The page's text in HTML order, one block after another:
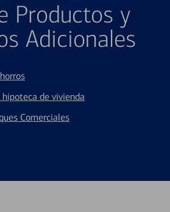
Productos y
Adicionales
de vivienda
Comerciales